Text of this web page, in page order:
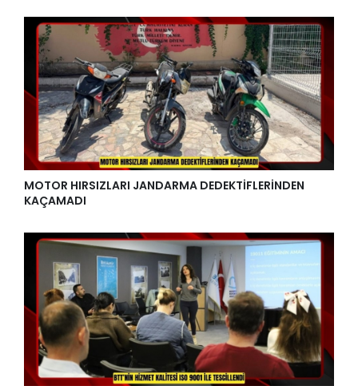
MOTOR HIRSIZLARI JANDARMA DEDEKTİFLERİNDEN
KAÇAMADI